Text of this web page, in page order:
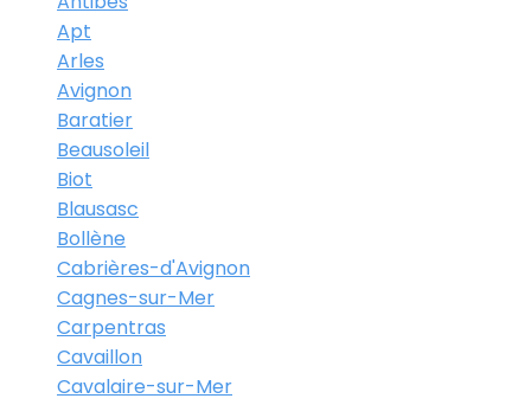
Apt
Arles
Avignon
Baratier
Beausoleil
Biot
Blausasc
Bollène
Cabrières-d'Avignon
Cagnes-sur-Mer
Carpentras
Cavaillon
Cavalaire-sur-Mer